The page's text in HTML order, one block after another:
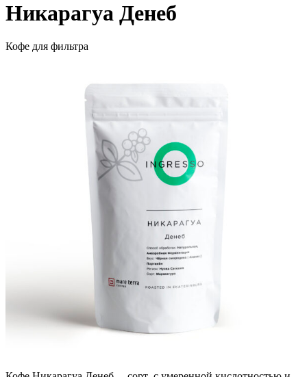
Никарагуа Денеб
Кофе для фильтра